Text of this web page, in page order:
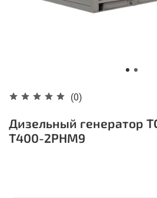
(0)
Дизельный генератор
Т400-2РНМ9